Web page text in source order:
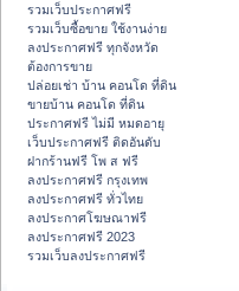
รวมเว็บประกาศฟรี
รวมเว็บซื้อขาย ใช้งานง่าย
ลงประกาศฟรี ทุกจังหวัด
ต้องการขาย
ปล่อยเช่า บ้าน คอนโด ที่ดิน
ขายบ้าน คอนโด ที่ดิน
ประกาศฟรี ไม่มี หมดอายุ
เว็บประกาศฟรี ติดอันดับ
ฝากร้านฟรี โพ ส ฟรี
ลงประกาศฟรี กรุงเทพ
ลงประกาศฟรี ทั่วไทย
ลงประกาศโฆษณาฟรี
ลงประกาศฟรี 2023
รวมเว็บลงประกาศฟรี